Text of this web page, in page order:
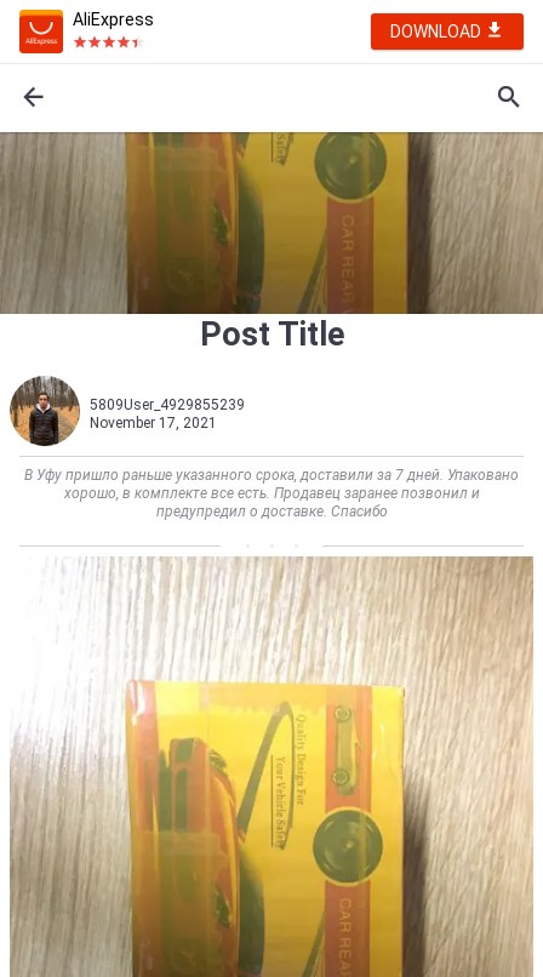
AliExpress
DOWNLOAD
Post Title
5809User_4929855239
November 17, 2021
В Уфу пришло раньше указанного срока, доставили за 7 дней. Упаковано
хорошо, в комплекте все есть. Продавец заранее позвонил и
предупредил о доставке. Спасибо